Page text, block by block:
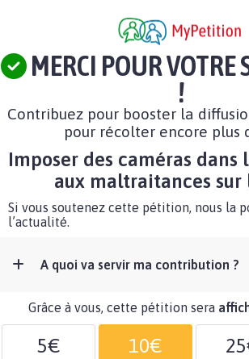
MERCI POUR VOTRE
!
Contribuez pour booster la
pour récolter encore plus
Imposer des caméras
aux maltraitances sur
Si vous soutenez cette pétition, nous la
l’actualité.
A quoi va servir ma contribution ?
Grâce à vous, cette pétition sera
5€ 10€